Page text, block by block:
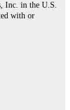
Inc. in the U.S.
with or